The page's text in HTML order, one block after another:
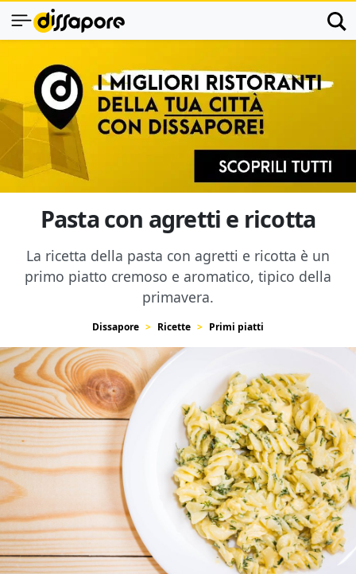
Pasta con agretti e ricotta
La ricetta della pasta con agretti e ricotta è un
primo piatto cremoso e aromatico, tipico della
primavera.
Dissapore Ricette Primi piatti